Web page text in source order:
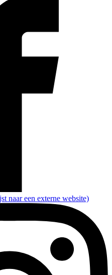
naar een externe website)